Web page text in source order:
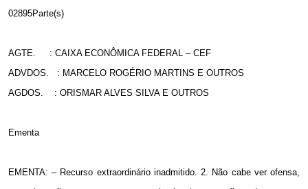
02895Parte(s)
AGTE.
: CAIXA ECONÔMICA FEDERAL – CEF
ADVDOS.
: MARCELO ROGÉRIO MARTINS E OUTROS
AGDOS.
: ORISMAR ALVES SILVA E OUTROS
Ementa
EMENTA: – Recurso extraordinário inadmitido. 2. Não cabe ver ofensa,